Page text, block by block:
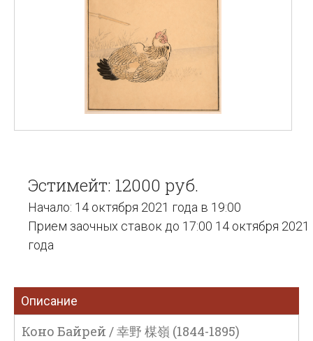
Эстимейт: 12000 руб.
Начало: 14 октября 2021 года в 19:00
Прием заочных ставок до 17:00 14 октября 2021
года
Описание
Коно Байрей / 幸野 楳嶺 (1844-1895)